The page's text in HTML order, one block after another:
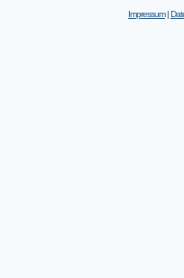
Impressum|